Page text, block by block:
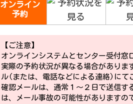
オンライン
予約
【ご注意】
オンラインシステムとセンター受付窓
実際の予約状況が異なる場合がありま
ル(または、電話などによる連絡)にて
確認メールは、通常１～２日で送信す
は、メール事故の可能性がありますの